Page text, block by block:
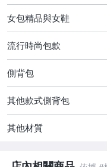
女裝與服飾配件
女包精品與女鞋
流行時尚包款
側背包
其他款式側背包
其他材質